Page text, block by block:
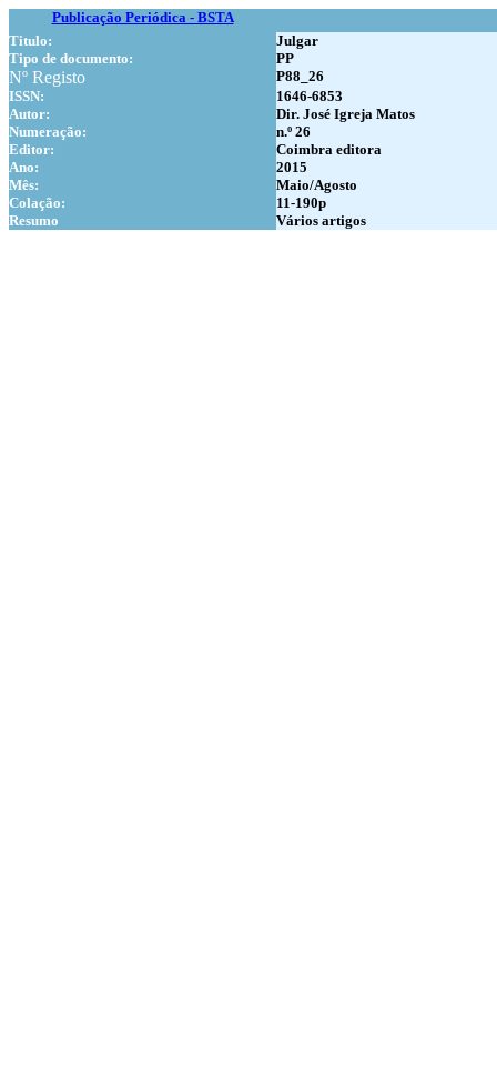
Publicação Periódica - BSTA
Titulo:
Julgar
Tipo de documento:
PP
Nº Registo
P88_26
ISSN:
1646-6853
Autor:
Dir. José Igreja Matos
Numeração:
n.º 26
Editor:
Coimbra editora
Ano:
2015
Mês:
Maio/Agosto
Colação:
11-190p
Resumo
Vários artigos